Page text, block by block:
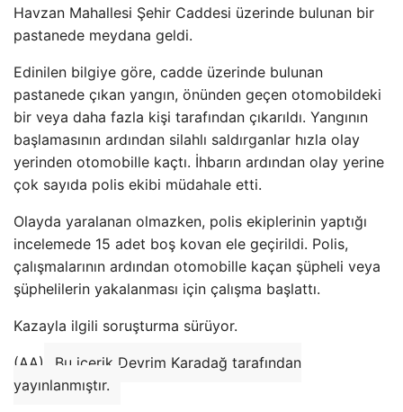
Havzan Mahallesi Şehir Caddesi üzerinde bulunan bir
pastanede meydana geldi.
Edinilen bilgiye göre, cadde üzerinde bulunan
pastanede çıkan yangın, önünden geçen otomobildeki
bir veya daha fazla kişi tarafından çıkarıldı. Yangının
başlamasının ardından silahlı saldırganlar hızla olay
yerinden otomobille kaçtı. İhbarın ardından olay yerine
çok sayıda polis ekibi müdahale etti.
Olayda yaralanan olmazken, polis ekiplerinin yaptığı
incelemede 15 adet boş kovan ele geçirildi. Polis,
çalışmalarının ardından otomobille kaçan şüpheli veya
şüphelilerin yakalanması için çalışma başlattı.
Kazayla ilgili soruşturma sürüyor.
(AA)
Bu içerik Devrim Karadağ tarafından
yayınlanmıştır.